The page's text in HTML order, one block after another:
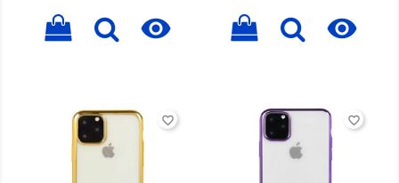
 
favorite_border favorite_border